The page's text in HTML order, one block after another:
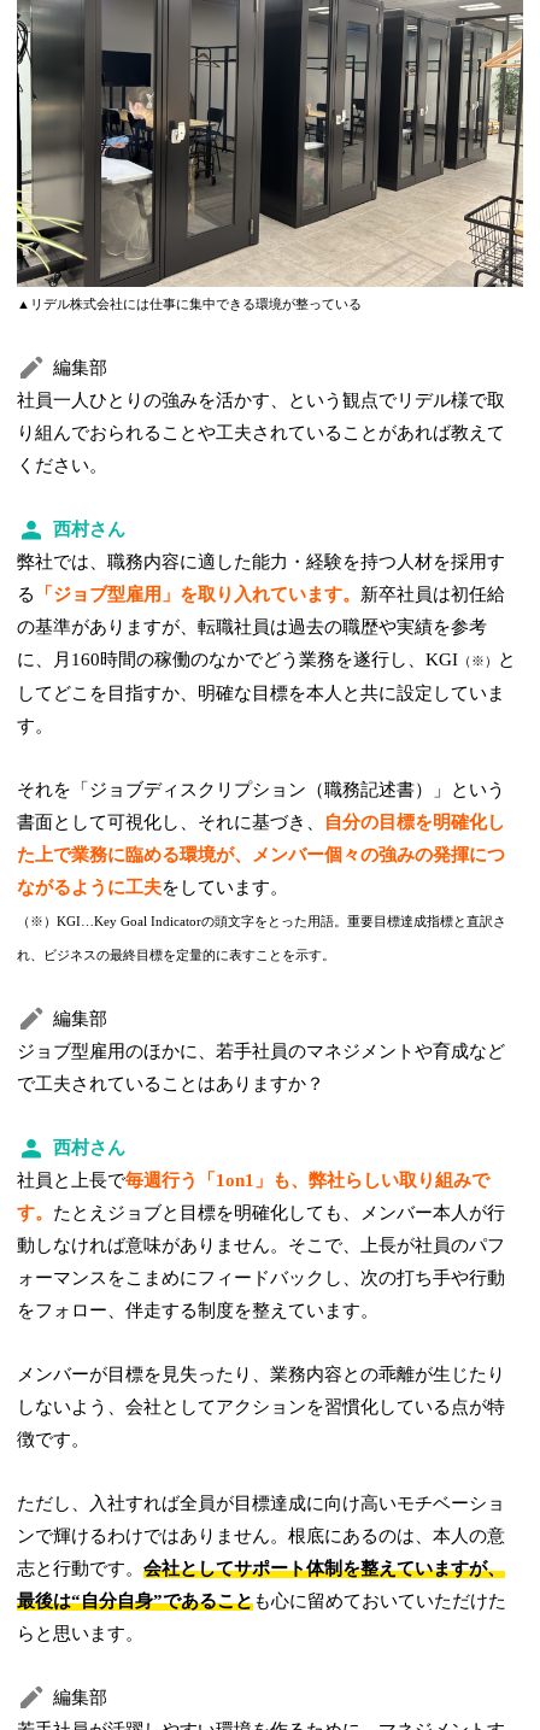
▲リデル株式会社には仕事に集中できる環境が整っている
編集部
社員一人ひとりの強みを活かす、という観点でリデル様で取
り組んでおられることや工夫されていることがあれば教えて
ください。
西村さん
弊社では、職務内容に適した能力・経験を持つ人材を採用す
る
「ジョブ型雇用」を取り入れています。 新卒社員は初任給
の基準がありますが、転職社員は過去の職歴や実績を参考
に、月160時間の稼働のなかでどう業務を遂行し、KGI （※）
と
してどこを目指すか、明確な目標を本人と共に設定していま
す。
それを「ジョブディスクリプション（職務記述書）」という
書面として可視化し、それに基づき、
自分の目標を明確化し
た上で業務に臨める環境が、メンバー個々の強みの発揮につ
ながるように工夫をしています。
（※）KGI…Key Goal Indicatorの頭文字をとった用語。重要目標達成指標と直訳さ
れ、ビジネスの最終目標を定量的に表すことを示す。
編集部
ジョブ型雇用のほかに、若手社員のマネジメントや育成など
で工夫されていることはありますか？
西村さん
社員と上長で毎週行う「1on1」も、弊社らしい取り組みで
す。 たとえジョブと目標を明確化しても、メンバー本人が行
動しなければ意味がありません。そこで、上長が社員のパフ
ォーマンスをこまめにフィードバックし、次の打ち手や行動
をフォロー、伴走する制度を整えています。
メンバーが目標を見失ったり、業務内容との乖離が生じたり
しないよう、会社としてアクションを習慣化している点が特
徴です。
ただし、入社すれば全員が目標達成に向け高いモチベーショ
ンで輝けるわけではありません。根底にあるのは、本人の意
志と行動です。会社としてサポート体制を整えていますが、
最後は“自分自身”であることも心に留めておいていただけた
らと思います。
編集部